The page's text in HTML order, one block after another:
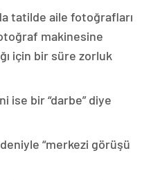
tatilde aile fotoğrafları
makinesine
için bir süre zorluk
ise bir “darbe” diye
“merkezi görüşü